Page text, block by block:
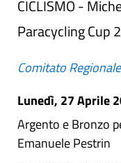
CICLISMO -
Paracycling Cup
Comitato
Lunedì, 27 Aprile
Argento e Bronzo
Emanuele Pestrin